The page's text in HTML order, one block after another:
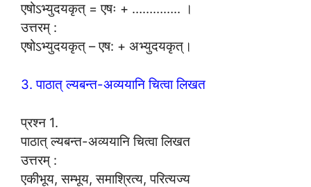
एषोऽभ्युदयकृत् = एषः + ………….. ।
उत्तरम् :
एषोऽभ्युदयकृत् – एष: + अभ्युदयकृत्।
3. पाठात् ल्यबन्त-अव्ययानि चित्वा लिखत
प्रश्न 1.
पाठात् ल्यबन्त-अव्ययानि चित्वा लिखत
उत्तरम् :
एकीभूय, सम्भूय, समाश्रित्य, परित्यज्य